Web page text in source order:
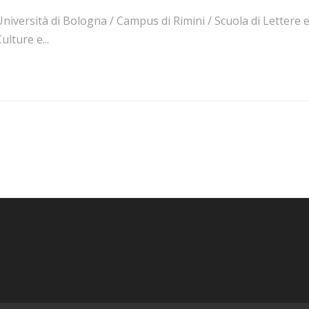
di Bologna / Campus di Rimini / Scuola di Lettere
e...